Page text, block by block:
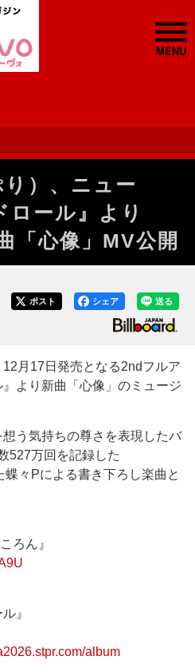
MENU
）、ニュー
ロール』より
「心像」MV公開
送る
シェア
ポスト
月17日発売となる2ndフルア
より新曲「心像」のミュージ
う気持ちの尊さを表現したバ
527万回を記録した
蝶々Pによる書き下ろし楽曲と
ろん』
』
album